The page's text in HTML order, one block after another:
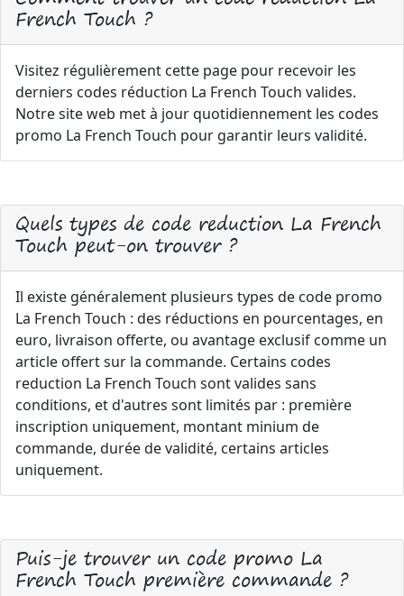
French Touch ?
Visitez régulièrement cette page pour recevoir les
derniers codes réduction La French Touch valides.
Notre site web met à jour quotidiennement les codes
promo La French Touch pour garantir leurs validité.
Quels types de code reduction La French
Touch peut-on trouver ?
Il existe généralement plusieurs types de code promo
La French Touch : des réductions en pourcentages, en
euro, livraison offerte, ou avantage exclusif comme un
article offert sur la commande. Certains codes
reduction La French Touch sont valides sans
conditions, et d'autres sont limités par : première
inscription uniquement, montant minium de
commande, durée de validité, certains articles
uniquement.
Puis-je trouver un code promo La
French Touch première commande ?